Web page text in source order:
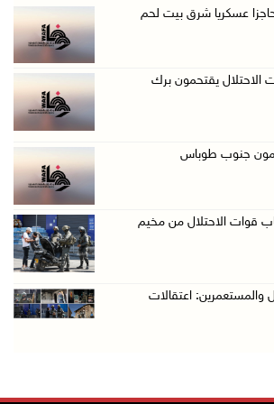
من المغير
وفدا أميركيا على تطورا ...
إثر اعتداء جيش الاحتلال ...
لاستعادة التعليم الوجاهي ...
بلدية رام الله ويشدد على د ...
عسكريا شرق بيت لحم
الاحتلال يقتحمون برك
طمون جنوب طوباس
قوات الاحتلال من مخيم
والمستعمرين: اعتقالات